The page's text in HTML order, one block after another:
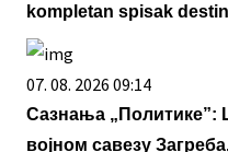
kompletan spisak
07. 08. 2026 09:14
Сазнања „Политике”:
војном савезу